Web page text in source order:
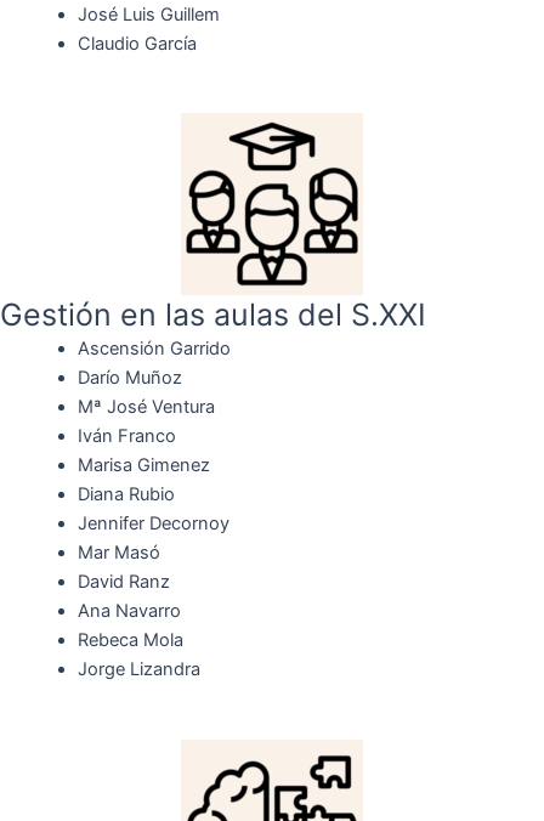
José Luis Guillem
Claudio García
Gestión en las aulas del S.XXI
Ascensión Garrido
Darío Muñoz
Mª José Ventura
Iván Franco
Marisa Gimenez
Diana Rubio
Jennifer Decornoy
Mar Masó
David Ranz
Ana Navarro
Rebeca Mola
Jorge Lizandra